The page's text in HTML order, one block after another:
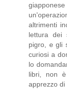
altrimenti
lettura dei
pigro, e gli
curiosi a
lo
libri, non
apprezzo di